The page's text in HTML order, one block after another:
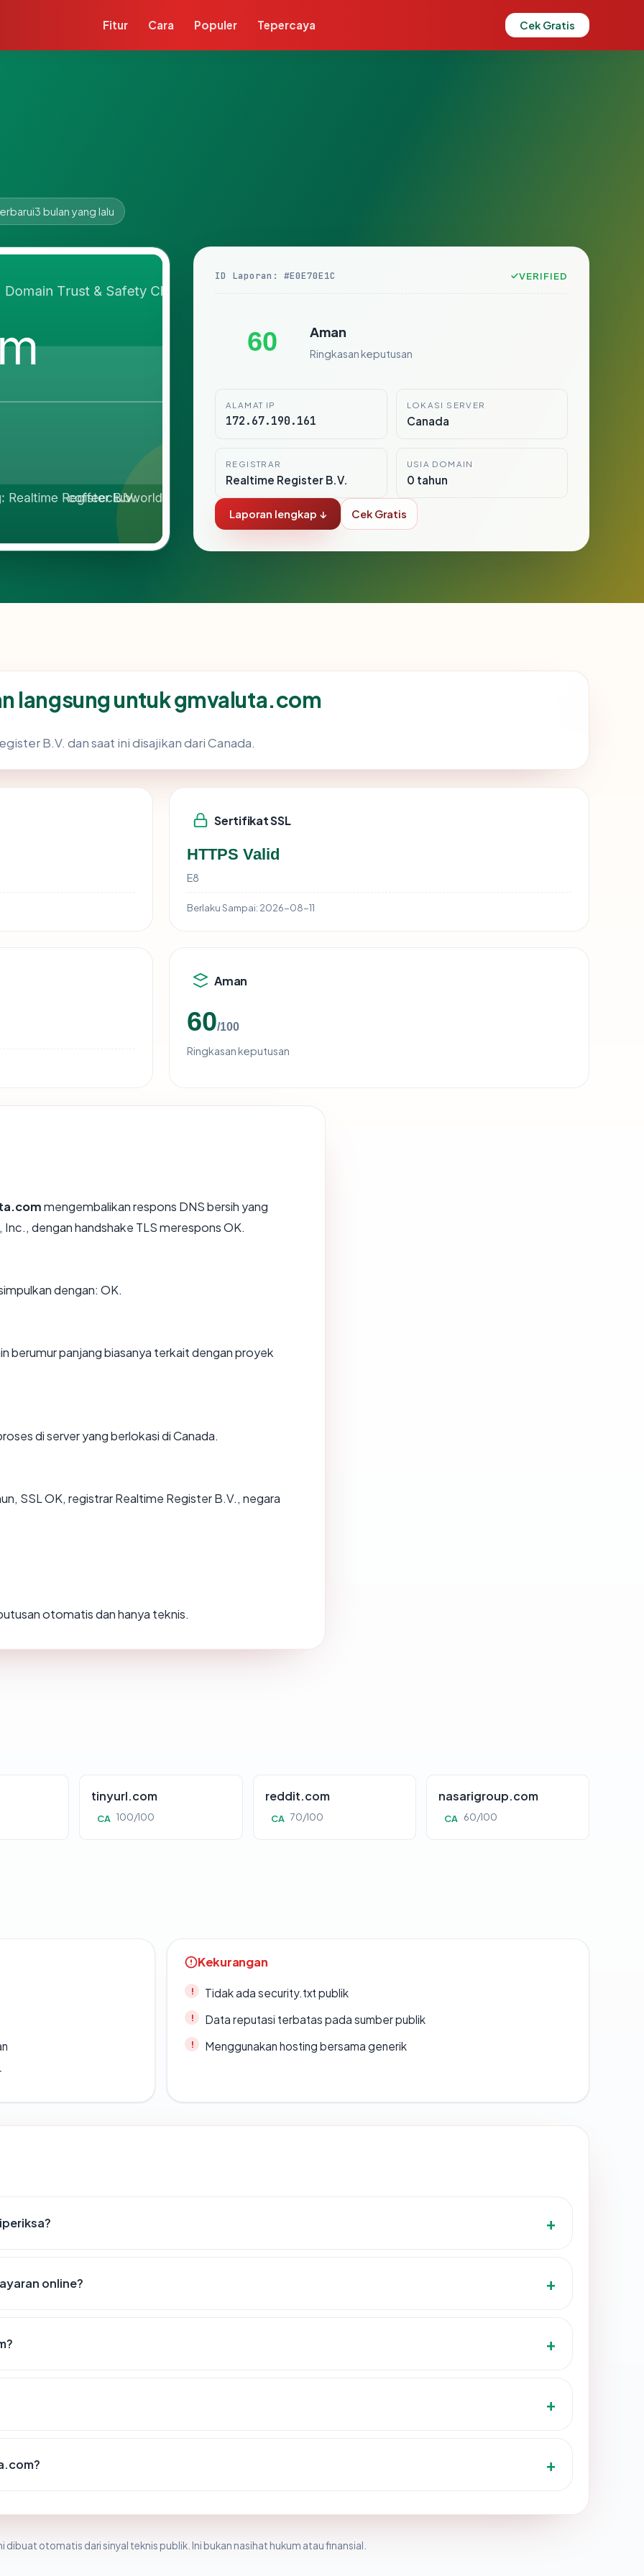
Fitur Cara Populer Tepercaya Cek Gratis
3 bulan yang lalu
ID Laporan: #E0E70E1C VERIFIED
60 Aman
Ringkasan keputusan
ALAMAT IP
172.67.190.161
LOKASI SERVER
Canada
REGISTRAR
Realtime Register B.V.
USIA DOMAIN
0 tahun
Laporan lengkap ↓ Cek Gratis
langsung untuk gmvaluta.com
B.V. dan saat ini disajikan dari Canada.
Sertifikat SSL
HTTPS Valid
E8
Berlaku Sampai: 2026-08-11
Aman
60/100
Ringkasan keputusan
mengembalikan respons DNS bersih yang
dengan handshake TLS merespons OK.
dengan: OK.
berumur panjang biasanya terkait dengan proyek
di server yang berlokasi di Canada.
SSL OK, registrar Realtime Register B.V., negara
otomatis dan hanya teknis.
tinyurl.com
CA 100/100
reddit.com
CA 70/100
nasarigroup.com
CA 60/100
Kekurangan
Tidak ada security.txt publik
Data reputasi terbatas pada sumber publik
Menggunakan hosting bersama generik
online?
dibuat otomatis dari sinyal teknis publik. Ini bukan nasihat hukum atau finansial.